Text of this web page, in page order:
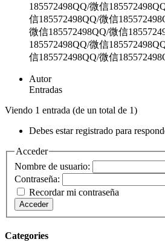
185572498QQ/微信
信185572498QQ/微信
微信185572498QQ/微信
185572498QQ/微信
信185572498QQ/微信
Autor
Entradas
Viendo 1 entrada (de un total de 1)
Debes estar registrado para
Acceder
Nombre de usuario:
Contraseña:
Recordar mi contraseña
Acceder
Categories